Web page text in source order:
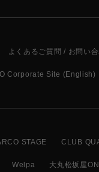
よくあるご質問 / お問い
Corporate Site (English)
STAGE CLUB
Welpa 大丸松坂屋